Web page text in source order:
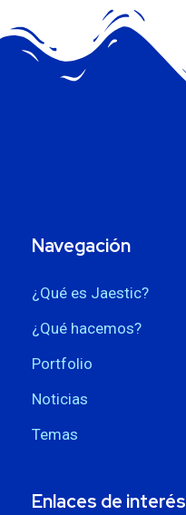
Navegación
¿Qué es Jaestic?
¿Qué hacemos?
Portfolio
Noticias
Temas
Enlaces de interés